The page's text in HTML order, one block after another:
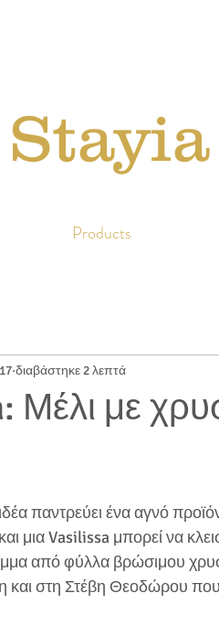
Products
Μέλι με
διαβάστηκε 2 λεπτά
παντρεύει ένα αγνό
μια Vasilissa μπορεί να
από φύλλα βρώσιμου
και στη Στέβη Θεοδώρου